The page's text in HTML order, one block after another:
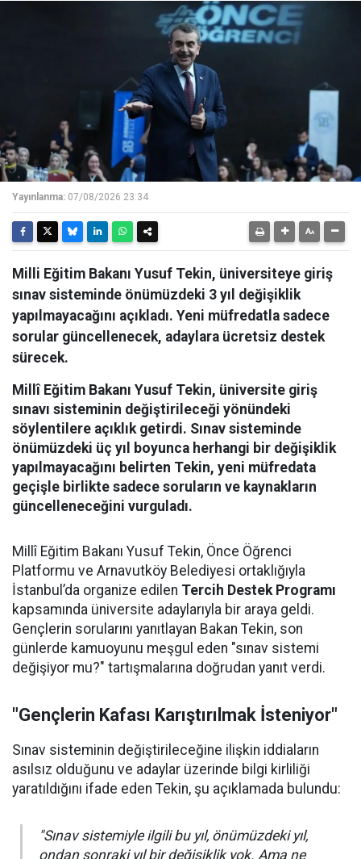
Yayınlanma: 07/08/2026 23:34
Milli Eğitim Bakanı Yusuf Tekin, üniversiteye giriş
sınav sisteminde önümüzdeki 3 yıl değişiklik
yapılmayacağını açıkladı. Yeni müfredatla sadece
sorular güncellenecek, adaylara ücretsiz destek
sürecek.
Millî Eğitim Bakanı Yusuf Tekin, üniversite giriş
sınavı sisteminin değiştirileceği yönündeki
söylentilere açıklık getirdi. Sınav sisteminde
önümüzdeki üç yıl boyunca herhangi bir değişiklik
yapılmayacağını belirten Tekin, yeni müfredata
geçişle birlikte sadece soruların ve kaynakların
güncelleneceğini vurguladı.
Millî Eğitim Bakanı Yusuf Tekin, Önce Öğrenci
Platformu ve Arnavutköy Belediyesi ortaklığıyla
İstanbul’da organize edilen Tercih Destek Programı
kapsamında üniversite adaylarıyla bir araya geldi.
Gençlerin sorularını yanıtlayan Bakan Tekin, son
günlerde kamuoyunu meşgul eden "sınav sistemi
değişiyor mu?" tartışmalarına doğrudan yanıt verdi.
"Gençlerin Kafası Karıştırılmak İsteniyor"
Sınav sisteminin değiştirileceğine ilişkin iddiaların
asılsız olduğunu ve adaylar üzerinde bilgi kirliliği
yaratıldığını ifade eden Tekin, şu açıklamada bulundu:
"Sınav sistemiyle ilgili bu yıl, önümüzdeki yıl,
ondan sonraki yıl bir değişiklik yok. Ama ne